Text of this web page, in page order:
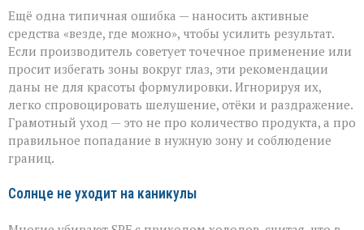
Ещё одна типичная ошибка — наносить активные
средства «везде, где можно», чтобы усилить результат.
Если производитель советует точечное применение или
просит избегать зоны вокруг глаз, эти рекомендации
даны не для красоты формулировки. Игнорируя их,
легко спровоцировать шелушение, отёки и раздражение.
Грамотный уход — это не про количество продукта, а про
правильное попадание в нужную зону и соблюдение
границ.
Солнце не уходит на каникулы